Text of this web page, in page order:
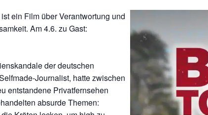
ein Film über Verantwortung und
Am 4.6. zu Gast:
der deutschen
Journalist, hatte zwischen
entstandene Privatfernsehen
absurde Themen: